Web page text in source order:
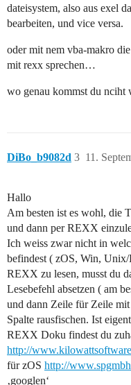
dateisystem, also aus exel
bearbeiten, und vice versa.
oder mit nem vba-makro
mit rexx sprechen…
wo genau kommst du nciht
DiBo_b9082d 11.
3
Hallo
Am besten ist es wohl, die
und dann per REXX
Ich weiss zwar nicht in
befindest ( zOS, Win,
REXX zu lesen, musst du
Lesebefehl absetzen ( am
und dann Zeile für Zeile
Spalte rausfischen. Ist
REXX Doku findest du
http://
für zOS http://
‚googlen‘